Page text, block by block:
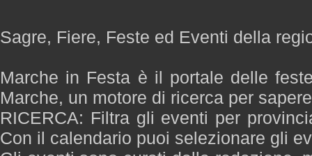
Sagre, Fiere, Feste ed Eventi della
Marche in Festa è il portale delle
Marche, un motore di ricerca per
RICERCA: Filtra gli eventi per
Con il calendario puoi selezionare gli